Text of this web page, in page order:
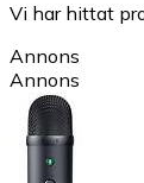
Vi har hittat
Annons
Annons